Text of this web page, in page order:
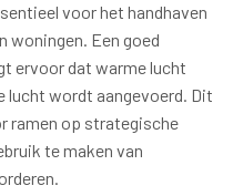
voor het handhaven
woningen. Een goed
ervoor dat warme lucht
wordt aangevoerd. Dit
ramen op strategische
te maken van